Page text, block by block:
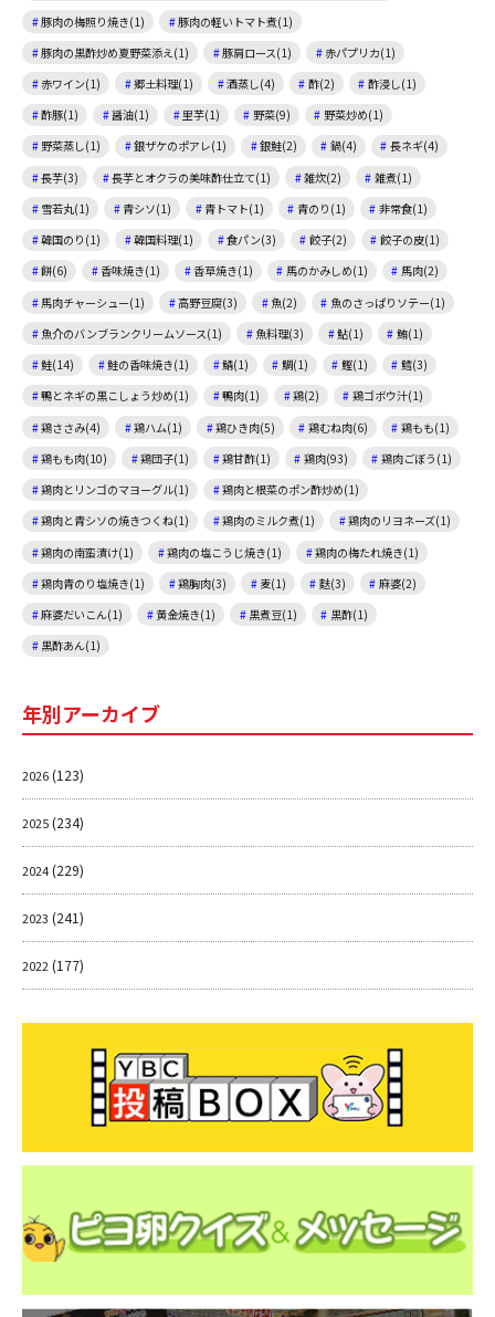
豚肉の梅照り焼き(1)
豚肉の軽いトマト煮(1)
豚肉の黒酢炒め夏野菜添え(1)
豚肩ロース(1)
赤パプリカ(1)
赤ワイン(1)
郷土料理(1) 酒蒸し(4) 酢(2)
酢浸し(1)
酢豚(1)
醤油(1) 里芋(1) 野菜(9)
野菜炒め(1)
野菜蒸し(1)
銀ザケのポアレ(1) 銀鮭(2) 鍋(4)
長ネギ(4)
長芋(3)
長芋とオクラの美味酢仕立て(1) 雑炊(2)
雑煮(1)
雪若丸(1)
青シソ(1) 青トマト(1) 青のり(1)
非常食(1)
韓国のり(1)
韓国料理(1) 食パン(3) 餃子(2)
餃子の皮(1)
餅(6)
香味焼き(1) 香草焼き(1) 馬のかみしめ(1)
馬肉(2)
馬肉チャーシュー(1)
高野豆腐(3) 魚(2)
魚のさっぱりソテー(1)
魚介のバンブランクリームソース(1)
魚料理(3) 鮎(1)
鮪(1)
鮭(14)
鮭の香味焼き(1) 鯖(1) 鯛(1) 鰹(1)
鱈(3)
鴨とネギの黒こしょう炒め(1)
鴨肉(1) 鶏(2)
鶏ゴボウ汁(1)
鶏ささみ(4)
鶏ハム(1) 鶏ひき肉(5) 鶏むね肉(6)
鶏もも(1)
鶏もも肉(10)
鶏団子(1) 鶏甘酢(1) 鶏肉(93)
鶏肉ごぼう(1)
鶏肉とリンゴのマヨーグル(1)
鶏肉と根菜のポン酢炒め(1)
鶏肉と青シソの焼きつくね(1)
鶏肉のミルク煮(1)
鶏肉のリヨネーズ(1)
鶏肉の南蛮漬け(1)
鶏肉の塩こうじ焼き(1)
鶏肉の梅たれ焼き(1)
鶏肉青のり塩焼き(1)
鶏胸肉(3) 麦(1) 麩(3)
麻婆(2)
麻婆だいこん(1)
黄金焼き(1) 黒煮豆(1)
黒酢(1)
黒酢あん(1)
年別アーカイブ
2026(123)
2025(234)
2024(229)
2023 (241)
2022(177)